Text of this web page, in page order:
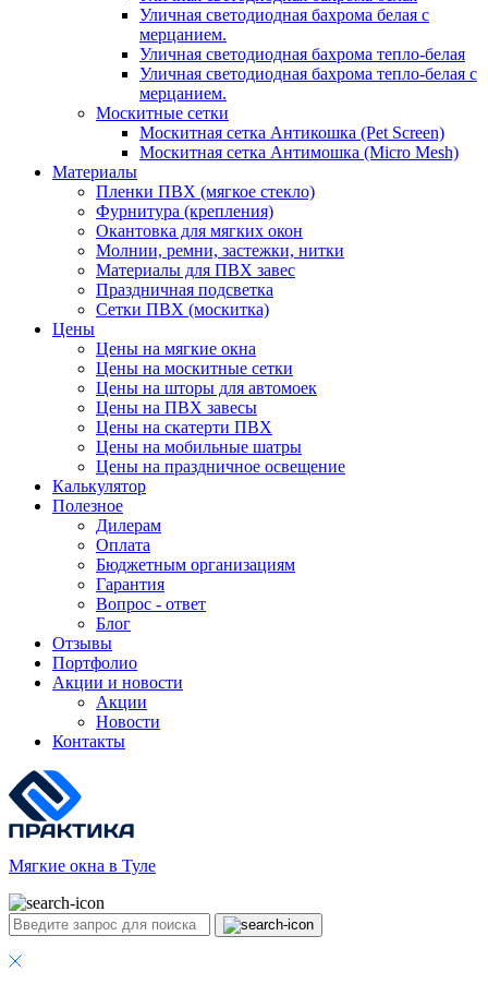
Уличная светодиодная бахрома белая с
мерцанием.
Уличная светодиодная бахрома тепло-белая
Уличная светодиодная бахрома тепло-белая с
мерцанием.
Москитные сетки
Москитная сетка Антикошка (Pet Screen)
Москитная сетка Антимошка (Micro Mesh)
Материалы
Пленки ПВХ (мягкое стекло)
Фурнитура (крепления)
Окантовка для мягких окон
Молнии, ремни, застежки, нитки
Материалы для ПВХ завес
Праздничная подсветка
Сетки ПВХ (москитка)
Цены
Цены на мягкие окна
Цены на москитные сетки
Цены на шторы для автомоек
Цены на ПВХ завесы
Цены на скатерти ПВХ
Цены на мобильные шатры
Цены на праздничное освещение
Калькулятор
Полезное
Дилерам
Оплата
Бюджетным организациям
Гарантия
Вопрос - ответ
Блог
Отзывы
Портфолио
Акции и новости
Акции
Новости
Контакты
Мягкие окна в Туле